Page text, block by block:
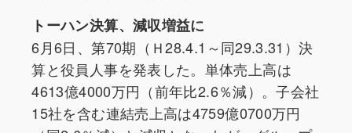
トーハン決算、減収増益に
6月6日、第70期（Ｈ28.4.1～同29.3.31）決
算と役員人事を発表した。単体売上高は
4613億4000万円（前年比2.6％減）。子会社
15社を含む連結売上高は4759億0700万円